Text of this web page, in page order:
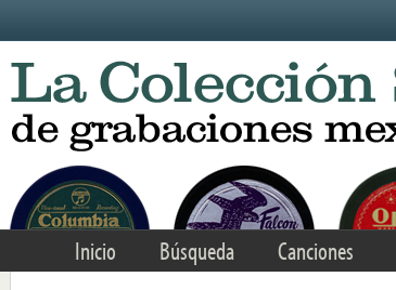
Inicio Búsqueda Canciones